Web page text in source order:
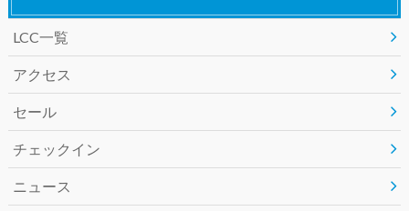
e
b
o
o
e
r
LCC一覧
アクセス
セール
チェックイン
ニュース